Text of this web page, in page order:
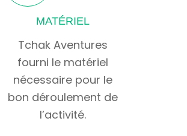
MATÉRIEL
Tchak Aventures
fourni le matériel
nécessaire pour le
bon déroulement de
l’activité.